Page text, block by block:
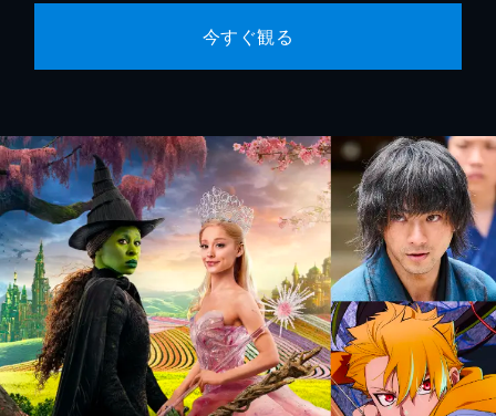
今すぐ観る